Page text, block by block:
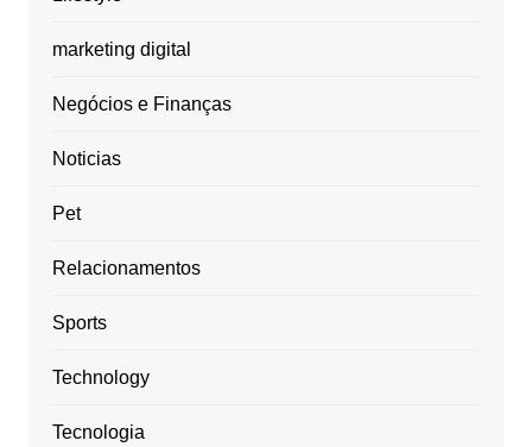
marketing digital
Negócios e Finanças
Noticias
Pet
Relacionamentos
Sports
Technology
Tecnologia